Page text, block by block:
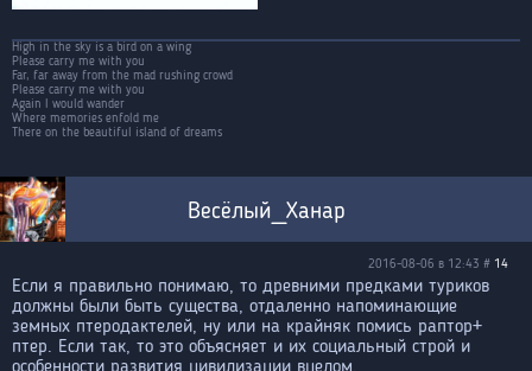
High in the sky is a bird on a wing
Please carry me with you
Far, far away from the mad rushing crowd
Please carry me with you
Again I would wander
Where memories enfold me
There on the beautiful island of dreams
Весёлый_Ханар
2016-08-06 в 12:43 # 14
Если я правильно понимаю, то древними предками туриков
должны были быть существа, отдаленно напоминающие
земных птеродактелей, ну или на крайняк помись раптор+
птер. Если так, то это объясняет и их социальный строй и